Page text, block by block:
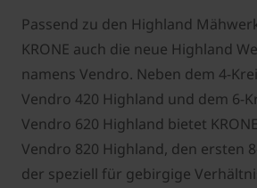
Passend zu den Highland
KRONE auch die neue Highland
namens Vendro. Neben dem 4-
Vendro 420 Highland und dem 6-
Vendro 620 Highland bietet
Vendro 820 Highland, den ersten
der speziell für gebirgige